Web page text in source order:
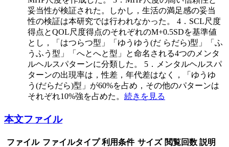
妥当性が検証された。しかし，生活の満足感の妥当
性の検証は本研究では行われなかった。 4．SCL尺度
得点とQOL尺度得点のそれぞれのM+0.5SDを基準値
とし，「はつらつ型」「ゆうゆう(だ らだら)型」「ふ
うふう型」「へとへと型」と命名される4つのメンタ
ルヘルスパターンに分類した。 5．メンタルヘルスパ
ターンの出現率は，性差，年代差はなく，「ゆうゆ
う(だらだら)型」が60%を占め，その他のパターンは
それぞれ10%強を占めた。 続きを見る
本文ファイル
ファイル ファイルタイプ 利用条件 サイズ 閲覧回数 説明